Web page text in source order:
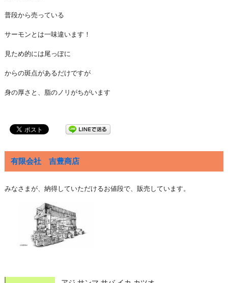
普段から売っている
サーモンとは一味違います！
見ため的には尾っぽに
からの斑点があるだけですが
身の厚さと、脂のノリがちがいます
有限会社 吉豊商店
みなさまが、納得していただけるお値段で、販売しています。